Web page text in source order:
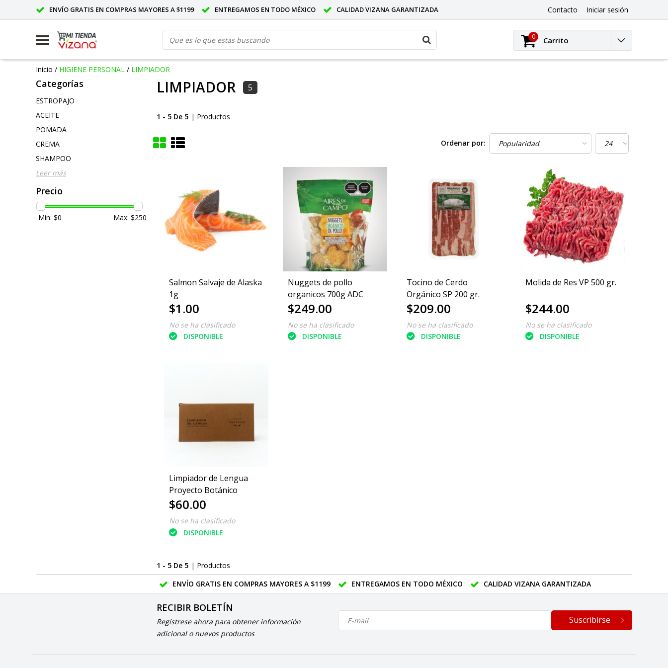
ENVÍO GRATIS EN COMPRAS MAYORES A $1199 ENTREGAMOS EN TODO MÉXICO CALIDAD VIZANA GARANTIZADA Contacto Iniciar sesión
0 Carrito
Inicio / HIGIENE PERSONAL / LIMPIADOR
Categorías
ESTROPAJO
ACEITE
POMADA
CREMA
SHAMPOO
Leer más
Precio
Min: $0 Max: $250
LIMPIADOR 5
1 - 5 De 5 | Productos
Ordenar por:
Salmon Salvaje de Alaska
1g
$1.00
No se ha clasificado
DISPONIBLE
Nuggets de pollo
organicos 700g ADC
$249.00
No se ha clasificado
DISPONIBLE
Tocino de Cerdo
Orgánico SP 200 gr.
$209.00
No se ha clasificado
DISPONIBLE
Molida de Res VP 500 gr.
$244.00
No se ha clasificado
DISPONIBLE
Limpiador de Lengua
Proyecto Botánico
$60.00
No se ha clasificado
DISPONIBLE
1 - 5 De 5 | Productos
ENVÍO GRATIS EN COMPRAS MAYORES A $1199
ENTREGAMOS EN TODO MÉXICO CALIDAD VIZANA GARANTIZADA
RECIBIR BOLETÍN
Regístrese ahora para obtener información
adicional o nuevos productos
Suscribirse